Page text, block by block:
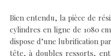
Bien entendu, la pièce de
cylindres en ligne de 1080
dispose d’une lubrification
tête, à doubles ressorts,